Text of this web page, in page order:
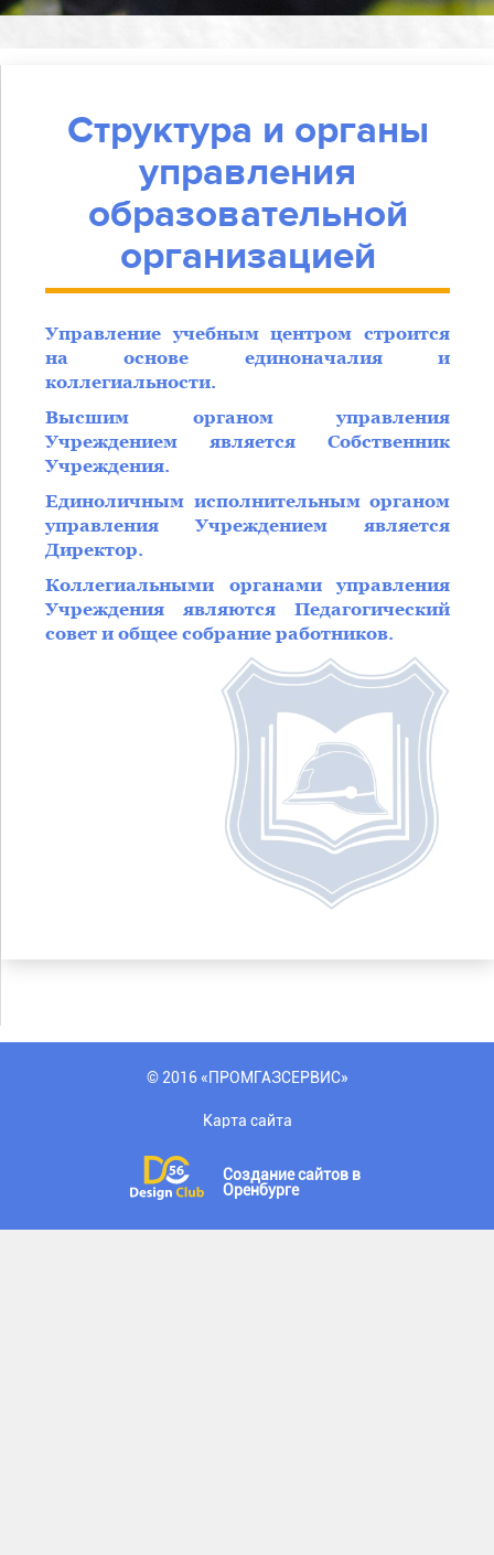
Структура и органы
управления
образовательной
организацией
Управление учебным центром строится
на основе единоначалия и
коллегиальности.
Высшим органом управления
Учреждением является Собственник
Учреждения.
Единоличным исполнительным органом
управления Учреждением является
Директор.
Коллегиальными органами управления
Учреждения являются Педагогический
совет и общее собрание работников.
© 2016 «ПРОМГАЗСЕРВИС»
Карта сайта
Создание сайтов в
Оренбурге